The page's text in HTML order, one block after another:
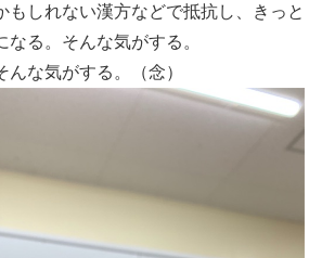
もしれない漢方などで抵抗し、きっと
なる。そんな気がする。
な気がする。（念）